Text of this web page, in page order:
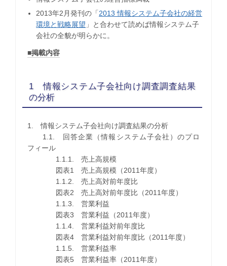
2013年2月発刊の「 2013 情報システム子会社の経営
環境と戦略展望 」と合わせて読めば情報システム子
会社の全貌が明らかに。
■掲載内容
1 情報システム子会社向け調査調査結果
の分析
1. 情報システム子会社向け調査結果の分析
1.1. 回答企業（情報システム子会社）のプロ
フィール
1.1.1. 売上高規模
図表1 売上高規模（2011年度）
1.1.2. 売上高対前年度比
図表2 売上高対前年度比（2011年度）
1.1.3. 営業利益
図表3 営業利益（2011年度）
1.1.4. 営業利益対前年度比
図表4 営業利益対前年度比（2011年度）
1.1.5. 営業利益率
図表5 営業利益率（2011年度）